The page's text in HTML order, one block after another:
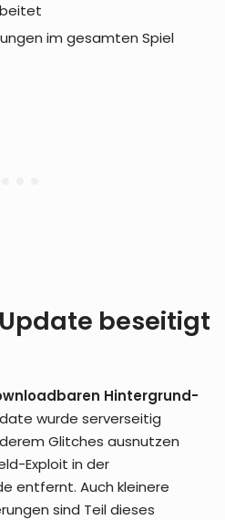
im gesamten Spiel
beseitigt
Hintergrund-
wurde serverseitig
Glitches ausnutzen
Exploit in der
entfernt. Auch kleinere
sind Teil dieses